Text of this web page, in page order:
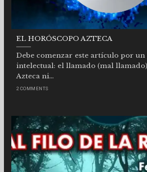
EL HORÓSCOPO AZTECA
Debe comenzar este artículo por
intelectual: el llamado (mal
Azteca ni...
2 COMMENTS